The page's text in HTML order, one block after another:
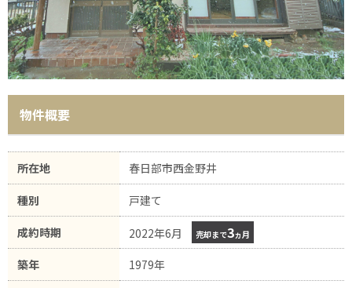
物件概要
所在地 春日部市西金野井
種別 戸建て
成約時期 2022年6月 売却まで3ヵ月
築年 1979年